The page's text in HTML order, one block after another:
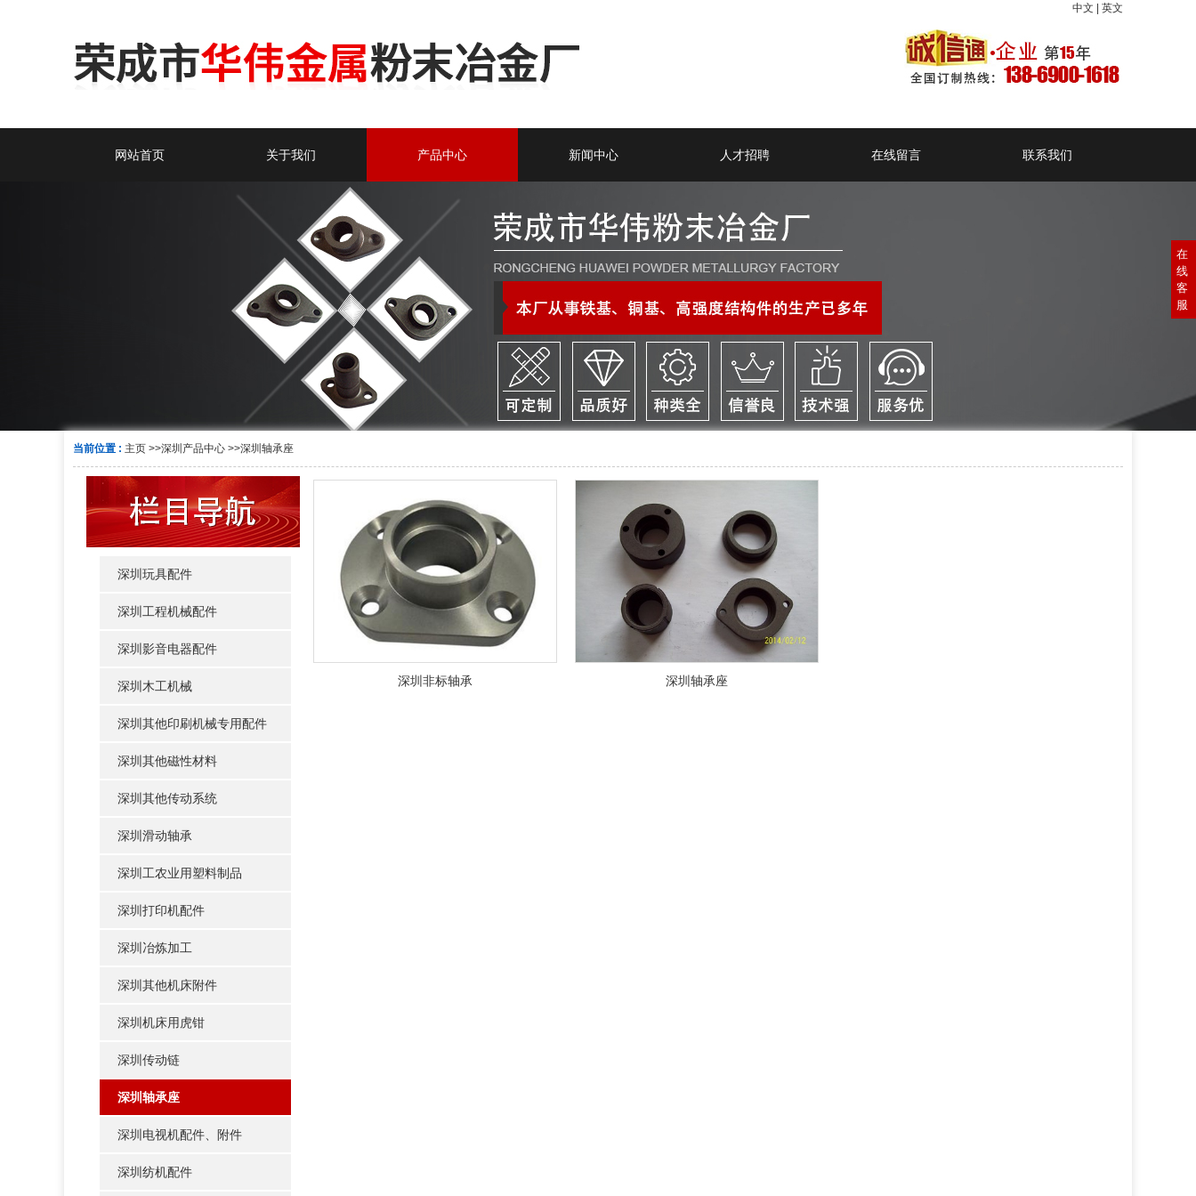
中文 英文
网站首页 关于我们 产品中心 新闻中心 人才招聘 在线留言 联系我们
当前位置 : 主页 >>深圳产品中心 >>深圳轴承座
深圳玩具配件
深圳工程机械配件
深圳影音电器配件
深圳木工机械
深圳其他印刷机械专用配件
深圳其他磁性材料
深圳其他传动系统
深圳滑动轴承
深圳工农业用塑料制品
深圳打印机配件
深圳冶炼加工
深圳其他机床附件
深圳机床用虎钳
深圳传动链
深圳轴承座
深圳电视机配件、附件
深圳纺机配件
深圳非标轴承 深圳轴承座
在
线
客
服